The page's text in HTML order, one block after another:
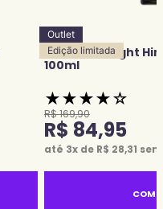
Outlet
Edição limitada
Grace Midnight
100ml
★★★★☆
R$169,90
R$ 84,95
até 3x de R$ 28,31